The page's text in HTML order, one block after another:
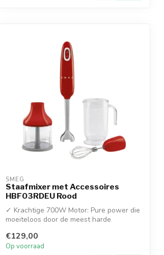
SMEG
Staafmixer met Accessoires
HBF03RDEU Rood
✓ Krachtige 700W Motor: Pure power die
moeiteloos door de meest harde
€129,00
Op voorraad